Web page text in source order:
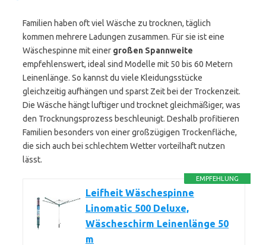
Familien haben oft viel Wäsche zu trocknen, täglich
kommen mehrere Ladungen zusammen. Für sie ist eine
Wäschespinne mit einer großen Spannweite
empfehlenswert, ideal sind Modelle mit 50 bis 60 Metern
Leinenlänge. So kannst du viele Kleidungsstücke
gleichzeitig aufhängen und sparst Zeit bei der Trockenzeit.
Die Wäsche hängt luftiger und trocknet gleichmäßiger, was
den Trocknungsprozess beschleunigt. Deshalb profitieren
Familien besonders von einer großzügigen Trockenfläche,
die sich auch bei schlechtem Wetter vorteilhaft nutzen
lässt.
EMPFEHLUNG
Leifheit Wäschespinne
Linomatic 500 Deluxe,
Wäscheschirm Leinenlänge 50
m